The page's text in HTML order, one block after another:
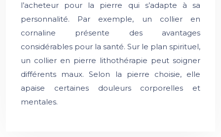
l’acheteur pour la pierre qui s’adapte à sa
personnalité. Par exemple, un collier en
cornaline présente des avantages
considérables pour la santé. Sur le plan spirituel,
un collier en pierre lithothérapie peut soigner
différents maux. Selon la pierre choisie, elle
apaise certaines douleurs corporelles et
mentales.